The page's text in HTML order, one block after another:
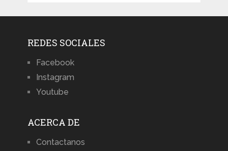
REDES SOCIALES
Facebook
Instagram
Youtube
ACERCA DE
Contactanos